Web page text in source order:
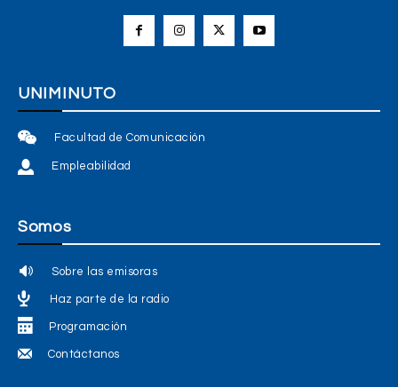
UNIMINUTO
Facultad de Comunicación
Empleabilidad
Somos
Sobre las emisoras
Haz parte de la radio
Programación
Contáctanos